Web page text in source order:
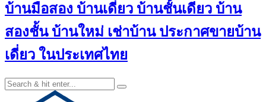
บ้านมือสอง บ้านเดี่ยว บ้านชั้นเดียว บ้าน
สองชั้น บ้านใหม่ เช่าบ้าน ประกาศขายบ้าน
เดี่ยว ในประเทศไทย